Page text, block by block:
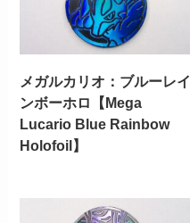
メガルカリオ：ブルーレイ
ンボーホロ【Mega
Lucario Blue Rainbow
Holofoil】